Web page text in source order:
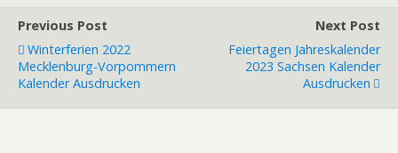
Previous Post
Winterferien 2022
Mecklenburg-Vorpommern
Kalender Ausdrucken
Next Post
Feiertagen Jahreskalender
2023 Sachsen Kalender
Ausdrucken